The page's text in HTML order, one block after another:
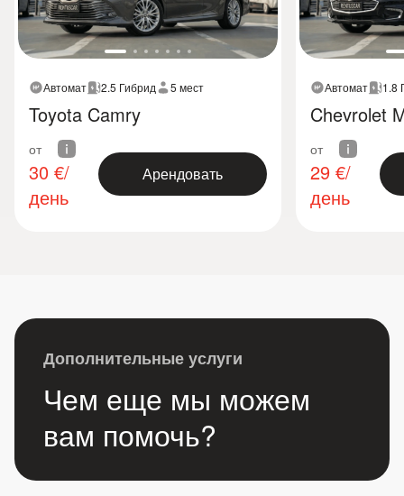
Автомат 2.5 Гибрид 5 мест
Toyota Camry
от
30 €/
день
Арендовать
Автомат 1.8
Chevrolet
от
29 €/
день
Дополнительные услуги
Чем еще мы можем
вам помочь?